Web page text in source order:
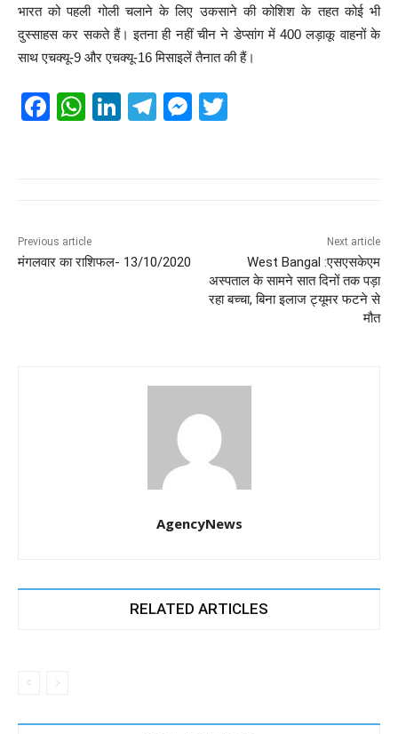
भारत को पहली गोली चलाने के लिए उकसाने की कोशिश के तहत कोई भी
दुस्साहस कर सकते हैं। इतना ही नहीं चीन ने डेप्सांग में 400 लड़ाकू वाहनों के
साथ एचक्यू-9 और एचक्यू-16 मिसाइलें तैनात की हैं।
F
o
o
W
p
p
Li
n
T
m
M
er
Previous article
मंगलवार का राशिफल- 13/10/2020
Next article
West Bangal :एसएसकेएम
अस्पताल के सामने सात दिनों तक पड़ा
रहा बच्चा, बिना इलाज ट्यूमर फटने से
मौत
AgencyNews
RELATED ARTICLES